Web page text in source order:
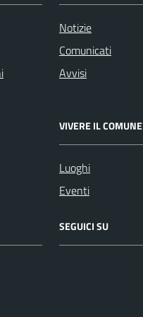
Notizie
Comunicati
Avvisi
VIVERE IL COMUNE
Luoghi
Eventi
SEGUICI SU